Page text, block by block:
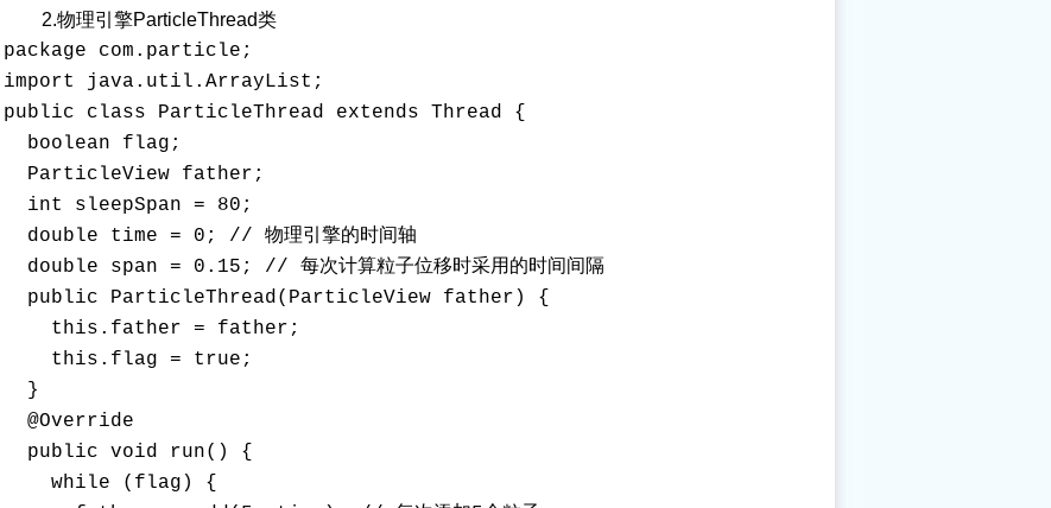
2.物理引擎ParticleThread类
package com.particle;
import java.util.ArrayList;
public class ParticleThread extends Thread {
  boolean flag;
  ParticleView father;
  int sleepSpan = 80;
  double time = 0; // 物理引擎的时间轴
  double span = 0.15; // 每次计算粒子位移时采用的时间间隔
  public ParticleThread(ParticleView father) {
    this.father = father;
    this.flag = true;
  }
  @Override
  public void run() {
    while (flag) {